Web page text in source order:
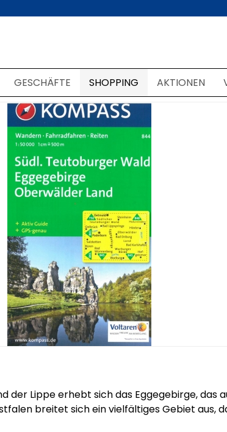
GESCHÄFTE SHOPPING AKTIONEN
der Lippe erhebt sich das Eggegebirge,
breitet sich ein vielfältiges Gebiet aus,